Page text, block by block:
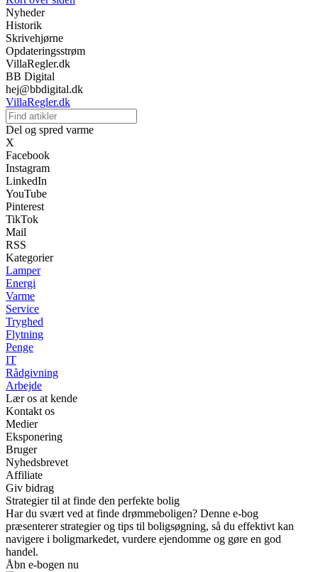
Nyheder
Historik
Skrivehjørne
Opdateringsstrøm
VillaRegler.dk
BB Digital
hej@bbdigital.dk
VillaRegler.dk
Del og spred varme
X
Facebook
Instagram
LinkedIn
YouTube
Pinterest
TikTok
Mail
RSS
Kategorier
Lamper
Energi
Varme
Service
Tryghed
Flytning
Penge
IT
Rådgivning
Arbejde
Lær os at kende
Kontakt os
Medier
Eksponering
Bruger
Nyhedsbrevet
Affiliate
Giv bidrag
Strategier til at finde den perfekte bolig
Har du svært ved at finde drømmeboligen? Denne e-bog
præsenterer strategier og tips til boligsøgning, så du effektivt kan
navigere i boligmarkedet, vurdere ejendomme og gøre en god
handel.
Åbn e-bogen nu